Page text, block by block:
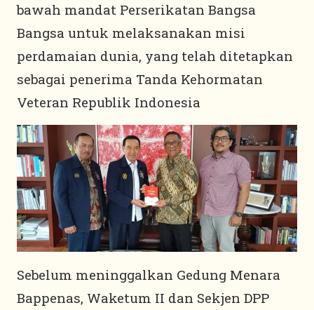
bawah mandat Perserikatan Bangsa
Bangsa untuk melaksanakan misi
perdamaian dunia, yang telah ditetapkan
sebagai penerima Tanda Kehormatan
Veteran Republik Indonesia
Sebelum meninggalkan Gedung Menara
Bappenas, Waketum II dan Sekjen DPP